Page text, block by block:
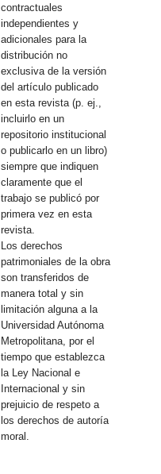
contractuales
independientes y
adicionales para la
distribución no
exclusiva de la versión
del artículo publicado
en esta revista (p. ej.,
incluirlo en un
repositorio institucional
o publicarlo en un libro)
siempre que indiquen
claramente que el
trabajo se publicó por
primera vez en esta
revista.
Los derechos
patrimoniales de la obra
son transferidos de
manera total y sin
limitación alguna a la
Universidad Autónoma
Metropolitana, por el
tiempo que establezca
la Ley Nacional e
Internacional y sin
prejuicio de respeto a
los derechos de autoría
moral.